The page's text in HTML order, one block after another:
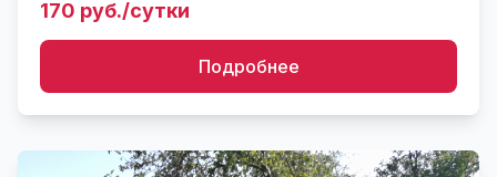
стиле, 2-х ...
170 руб./сутки
Подробнее